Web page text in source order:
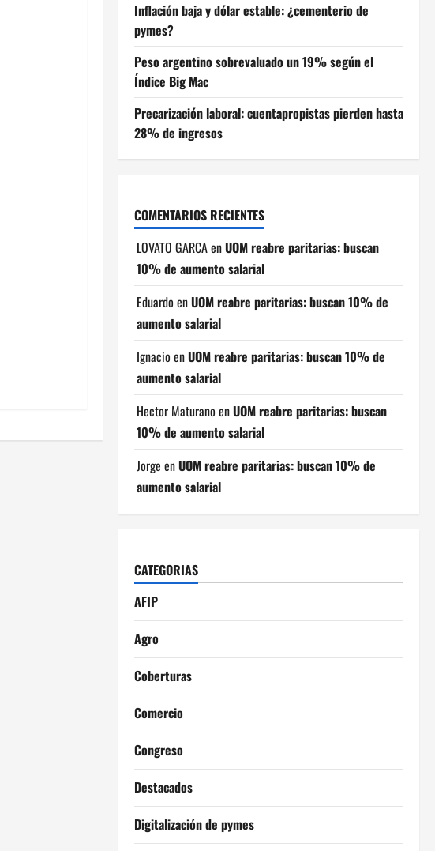
Inflación baja y dólar estable: ¿cementerio de
pymes?
Peso argentino sobrevaluado un 19% según el
Índice Big Mac
Precarización laboral: cuentapropistas pierden hasta
28% de ingresos
COMENTARIOS RECIENTES
LOVATO GARCAenUOM reabre paritarias: buscan
10% de aumento salarial
Eduardo enUOM reabre paritarias: buscan 10% de
aumento salarial
Ignacio enUOM reabre paritarias: buscan 10% de
aumento salarial
Hector Maturano enUOM reabre paritarias: buscan
10% de aumento salarial
Jorge enUOM reabre paritarias: buscan 10% de
aumento salarial
CATEGORIAS
AFIP
Agro
Coberturas
Comercio
Congreso
Destacados
Digitalización de pymes